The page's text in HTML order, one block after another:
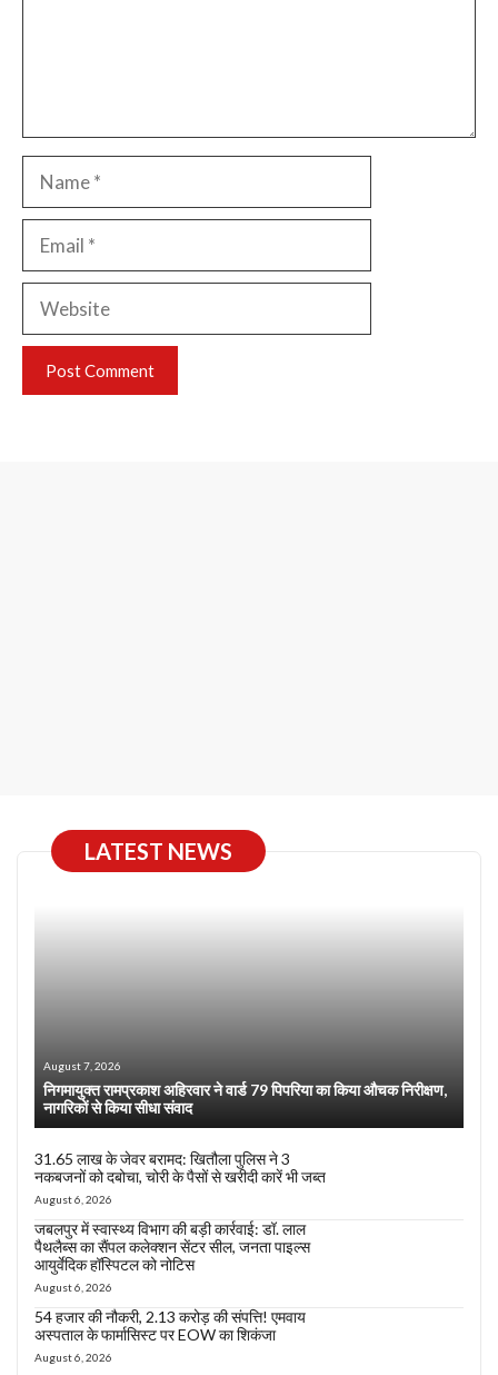
LATEST NEWS
August 7, 2026
निगमायुक्त रामप्रकाश अहिरवार ने वार्ड 79 पिपरिया का किया औचक निरीक्षण,
नागरिकों से किया सीधा संवाद
31.65 लाख के जेवर बरामद: खितौला पुलिस ने 3
नकबजनों को दबोचा, चोरी के पैसों से खरीदी कारें भी जब्त
August 6, 2026
जबलपुर में स्वास्थ्य विभाग की बड़ी कार्रवाई: डॉ. लाल
पैथलैब्स का सैंपल कलेक्शन सेंटर सील, जनता पाइल्स
आयुर्वेदिक हॉस्पिटल को नोटिस
August 6, 2026
54 हजार की नौकरी, 2.13 करोड़ की संपत्ति! एमवाय
अस्पताल के फार्मासिस्ट पर EOW का शिकंजा
August 6, 2026